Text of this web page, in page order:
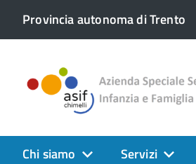
Provincia autonoma di Trento
Chi siamo Servizi